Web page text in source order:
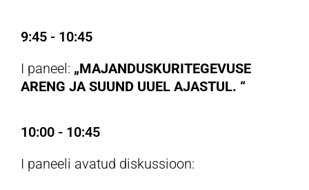
9:45 - 10:45
I paneel: „MAJANDUSKURITEGEVUSE
ARENG JA SUUND UUEL AJASTUL. “
10:00 - 10:45
I paneeli avatud diskussioon: